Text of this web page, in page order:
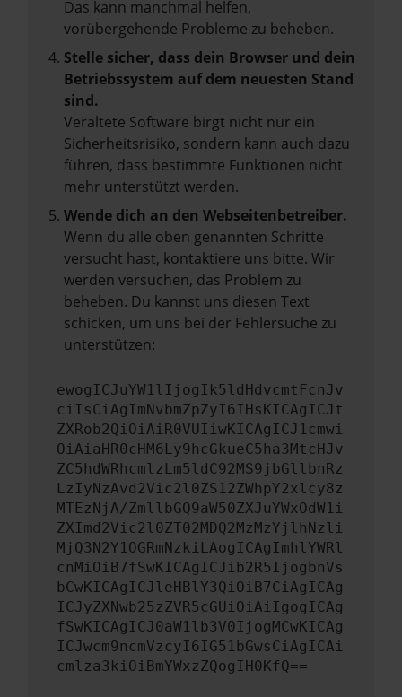
Das kann manchmal helfen,
vorübergehende Probleme zu beheben.
Stelle sicher, dass dein Browser und dein
Betriebssystem auf dem neuesten Stand
sind.
Veraltete Software birgt nicht nur ein
Sicherheitsrisiko, sondern kann auch dazu
führen, dass bestimmte Funktionen nicht
mehr unterstützt werden.
Wende dich an den Webseitenbetreiber.
Wenn du alle oben genannten Schritte
versucht hast, kontaktiere uns bitte. Wir
werden versuchen, das Problem zu
beheben. Du kannst uns diesen Text
schicken, um uns bei der Fehlersuche zu
unterstützen:
ewogICJuYW1lIjogIk5ldHdvcmtFcnJv
ciIsCiAgImNvbmZpZyI6IHsKICAgICJt
ZXRob2QiOiAiR0VUIiwKICAgICJ1cmwi
OiAiaHR0cHM6Ly9hcGkueC5ha3MtcHJv
ZC5hdWRhcmlzLm5ldC92MS9jbGllbnRz
LzIyNzAvd2Vic2l0ZS12ZWhpY2xlcy8z
MTEzNjA/ZmllbGQ9aW50ZXJuYWxOdW1i
ZXImd2Vic2l0ZT02MDQ2MzMzYjlhNzli
MjQ3N2Y1OGRmNzkiLAogICAgImhlYWRl
cnMiOiB7fSwKICAgICJib2R5IjogbnVs
bCwKICAgICJleHBlY3QiOiB7CiAgICAg
ICJyZXNwb25zZVR5cGUiOiAiIgogICAg
fSwKICAgICJ0aW1lb3V0IjogMCwKICAg
ICJwcm9ncmVzcyI6IG51bGwsCiAgICAi
cmlza3kiOiBmYWxzZQogIH0KfQ==